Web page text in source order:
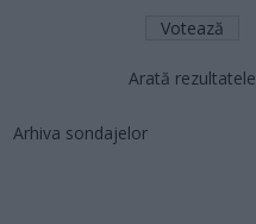
Arată rezultatele
Arhiva sondajelor